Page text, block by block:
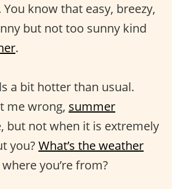
know that easy, breezy,
but not too sunny kind
.
a bit hotter than usual.
me wrong, summer
but not when it is extremely
you? What’s the weather
you’re from?